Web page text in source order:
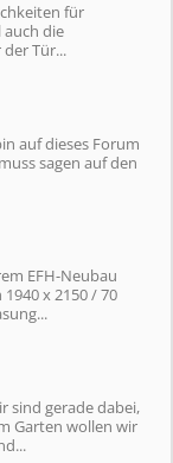
für
die
Tür...
auf dieses Forum
sagen auf den
EFH-Neubau
x 2150 / 70
sind gerade dabei,
Garten wollen wir